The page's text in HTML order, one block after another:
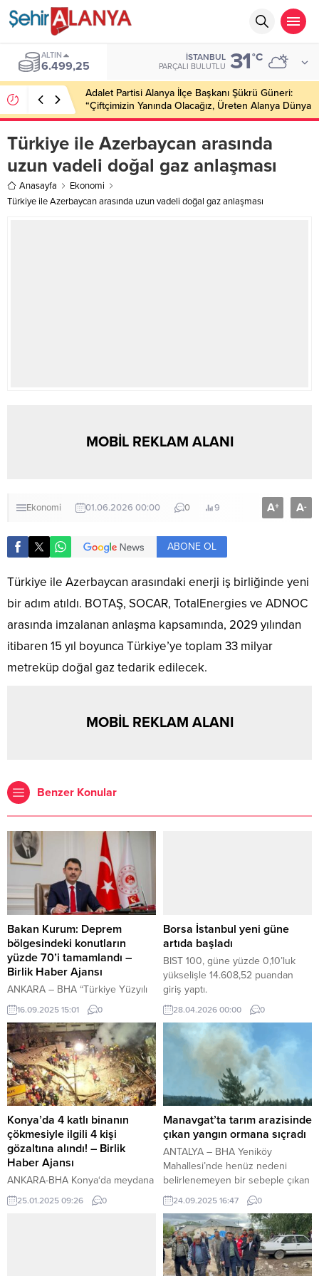
ALTIN
6.499,25
İSTANBUL
PARÇALI BULUTLU 31°C
Adalet Partisi Alanya İlçe Başkanı Şükrü Güneri:
“Çiftçimizin Yanında Olacağız, Üreten Alanya Dünya
Markası Olacak”
Türkiye ile Azerbaycan arasında
uzun vadeli doğal gaz anlaşması
Anasayfa
Ekonomi
Türkiye ile Azerbaycan arasında uzun vadeli doğal gaz anlaşması
MOBİL REKLAM ALANI
Ekonomi 01.06.2026 00:00 0 9 A+ A-
ABONE OL
Türkiye ile Azerbaycan arasındaki enerji iş birliğinde yeni
bir adım atıldı. BOTAŞ, SOCAR, TotalEnergies ve ADNOC
arasında imzalanan anlaşma kapsamında, 2029 yılından
itibaren 15 yıl boyunca Türkiye’ye toplam 33 milyar
metreküp doğal gaz tedarik edilecek.
MOBİL REKLAM ALANI
Benzer Konular
Bakan Kurum: Deprem
bölgesindeki konutların
yüzde 70’i tamamlandı –
Birlik Haber Ajansı
ANKARA – BHA “Türkiye Yüzyılı
Buluşmaları” kapsamında AK Parti
İl Başkanlığı Teşkilat Toplantısı’nda
konuşan Bakan Kurum,
Kahramanmaraş’ın 6 Şubat
felaketinde büyük yaralar aldığını
ancak sabır ve metanetle yeniden
ayağa kalktığını vurguladı. Kurum,
Cumhurbaşkanı Recep Tayyip
Erdoğan’ın liderliğinde 11 ilin
yeniden inşası için yoğun çaba
sarf ettiklerini belirterek şunları
söyledi: CHP’nin...
16.09.2025 15:01 0
Borsa İstanbul yeni güne
artıda başladı
BIST 100, güne yüzde 0,10’luk
yükselişle 14.608,52 puandan
giriş yaptı.
28.04.2026 00:00 0
Konya’da 4 katlı binanın
çökmesiyle ilgili 4 kişi
gözaltına alındı! – Birlik
Haber Ajansı
ANKARA-BHA Konya‘da meydana
gelen bina çökmesi olayında 4
kişi gözaltına alındı. Konya
25.01.2025 09:26 0
Manavgat’ta tarım arazisinde
çıkan yangın ormana sıçradı
ANTALYA – BHA Yeniköy
Mahallesi’nde henüz nedeni
belirlenemeyen bir sebeple çıkan
yangın sonrası bölgeye Antalya
Orman Bölge Müdürlüğü ve
Antalya Büyükşehir Belediyesi
itfaiye ekipleri sevk edildi.
24.09.2025 16:47 0